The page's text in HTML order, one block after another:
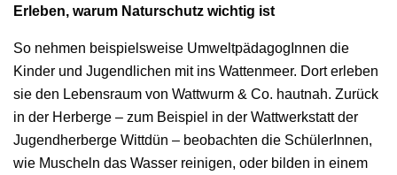
Erleben, warum Naturschutz wichtig ist
So nehmen beispielsweise UmweltpädagogInnen die
Kinder und Jugendlichen mit ins Wattenmeer. Dort erleben
sie den Lebensraum von Wattwurm & Co. hautnah. Zurück
in der Herberge – zum Beispiel in der Wattwerkstatt der
Jugendherberge Wittdün – beobachten die SchülerInnen,
wie Muscheln das Wasser reinigen, oder bilden in einem